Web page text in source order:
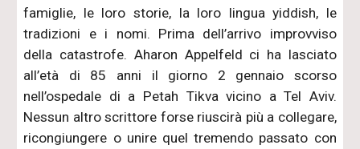
famiglie, le loro storie, la loro lingua yiddish, le
tradizioni e i nomi. Prima dell’arrivo improvviso
della catastrofe. Aharon Appelfeld ci ha lasciato
all’età di 85 anni il giorno 2 gennaio scorso
nell’ospedale di a Petah Tikva vicino a Tel Aviv.
Nessun altro scrittore forse riuscirà più a collegare,
ricongiungere o unire quel tremendo passato con